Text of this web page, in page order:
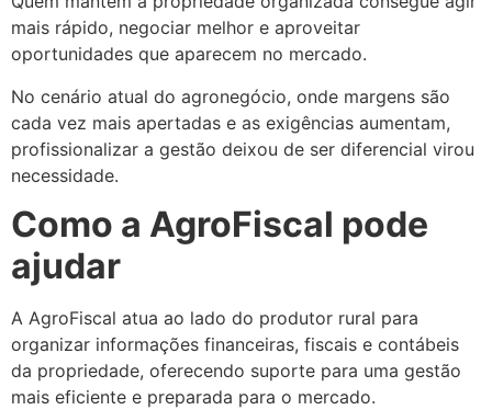
mais rápido, negociar melhor e aproveitar
oportunidades que aparecem no mercado.
No cenário atual do agronegócio, onde margens são
cada vez mais apertadas e as exigências aumentam,
profissionalizar a gestão deixou de ser diferencial virou
necessidade.
Como a AgroFiscal pode
ajudar
A AgroFiscal atua ao lado do produtor rural para
organizar informações financeiras, fiscais e contábeis
da propriedade, oferecendo suporte para uma gestão
mais eficiente e preparada para o mercado.